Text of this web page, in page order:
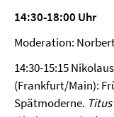
14:30-18:00 Uhr
Moderation:
14:30-15:15
(Frankfurt/Main):
Spätmoderne.